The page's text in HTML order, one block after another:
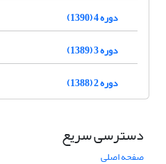
دوره 4 (1390)
دوره 3 (1389)
دوره 2 (1388)
دسترسی سریع
صفحه اصلی